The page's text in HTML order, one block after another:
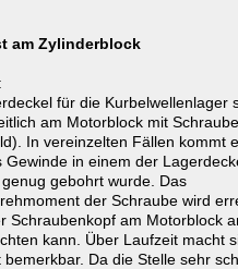
am Zylinderblock
für die Kurbelwellenlager
am Motorblock mit
In vereinzelten Fällen kommt
Gewinde in einem der
gebohrt wurde. Das
der Schraube wird
Schraubenkopf am Motorblock
kann. Über Laufzeit macht
bemerkbar. Da die Stelle sehr